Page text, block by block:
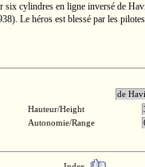
six cylindres en ligne inversé de
Le héros est blessé par les
de
Hauteur/Height
Autonomie/Range